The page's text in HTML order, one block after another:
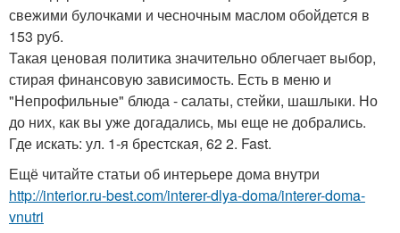
свежими булочками и чесночным маслом обойдется в
153 руб.
Такая ценовая политика значительно облегчает выбор,
стирая финансовую зависимость. Есть в меню и
"Непрофильные" блюда - салаты, стейки, шашлыки. Но
до них, как вы уже догадались, мы еще не добрались.
Где искать: ул. 1-я брестская, 62 2. Fast.
Ещё читайте статьи об интерьере дома внутри
http://interior.ru-best.com/interer-dlya-doma/interer-doma-
vnutri